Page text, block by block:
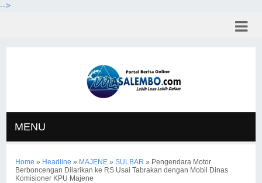
-->
MENU
Home » Headline » MAJENE »SULBAR » Pengendara Motor
Berboncengan Dilarikan ke RS Usai Tabrakan dengan Mobil Dinas
Komisioner KPU Majene